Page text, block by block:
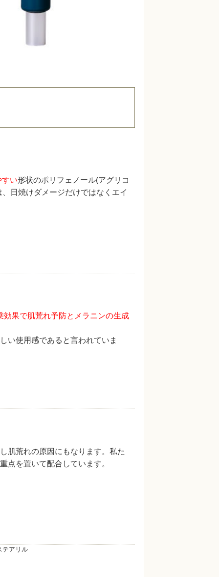
すい形状のポリフェノール(アグリコ
日焼けダメージだけではなくエイ
効果で肌荒れ予防とメラニンの生成
い使用感であると言われていま
肌荒れの原因にもなります。私た
点を置いて配合しています。
テアリル